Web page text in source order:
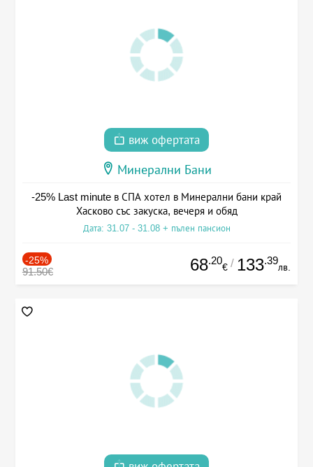
виж офертата
Минерални Бани
-25% Last minute в СПА хотел в Минерални бани край
Хасково със закуска, вечеря и обяд
Дата: 31.07 - 31.08 + пълен пансион
-25%
91.50€ 68.20
€ / 133.39
лв.